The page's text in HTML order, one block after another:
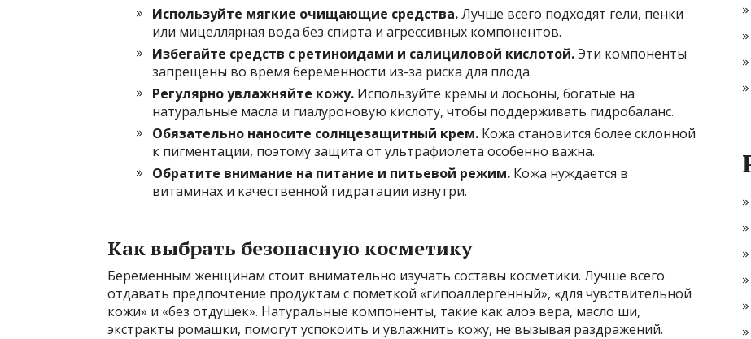
Используйте мягкие очищающие средства.Лучше всего подходят гели, пенки
или мицеллярная вода без спирта и агрессивных компонентов.
Избегайте средств с ретиноидами и салициловой кислотой.Эти компоненты
запрещены во время беременности из-за риска для плода.
Регулярно увлажняйте кожу. Используйте кремы и лосьоны, богатые на
натуральные масла и гиалуроновую кислоту, чтобы поддерживать гидробаланс.
Обязательно наносите солнцезащитный крем. Кожа становится более склонной
к пигментации, поэтому защита от ультрафиолета особенно важна.
Обратите внимание на питание и питьевой режим. Кожа нуждается в
витаминах и качественной гидратации изнутри.
Как выбрать безопасную косметику
Беременным женщинам стоит внимательно изучать составы косметики. Лучше всего
отдавать предпочтение продуктам с пометкой «гипоаллергенный», «для чувствительной
кожи» и «без отдушек». Натуральные компоненты, такие как алоэ вера, масло ши,
экстракты ромашки, помогут успокоить и увлажнить кожу, не вызывая раздражений.